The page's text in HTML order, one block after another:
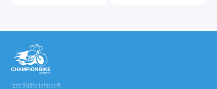
Izstrādāts latinsoft